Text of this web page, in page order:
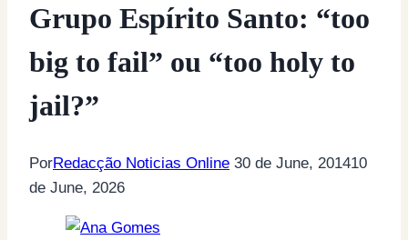
Grupo Espírito Santo: “too
big to fail” ou “too holy to
jail?”
PorRedacção Noticias Online 30 de June, 201410
de June, 2026